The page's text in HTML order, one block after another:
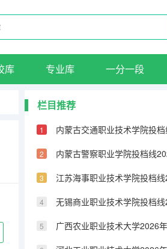
库 专业库 一分一段
栏目推荐